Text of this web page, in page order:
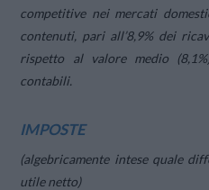
competitive nei mercati
contenuti, pari all’8,9% dei
rispetto al valore medio
contabili.
IMPOSTE
(algebricamente intese quale
utile netto)